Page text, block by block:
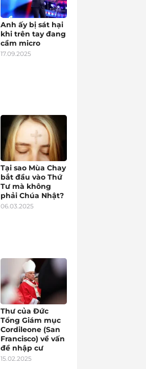
Anh ấy bị sát hại
khi trên tay đang
cầm micro
17.09.2025
Tại sao Mùa Chay
bắt đầu vào Thứ
Tư mà không
phải Chúa Nhật?
06.03.2025
Thư của Đức
Tổng Giám mục
Cordileone (San
Francisco) về vấn
đề nhập cư
15.02.2025